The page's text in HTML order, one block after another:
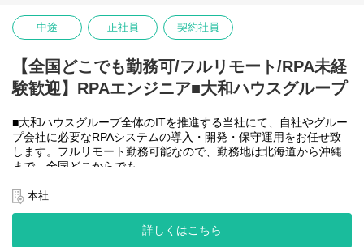
-AI-OCR/DX Suite
-MySQL など
＜クライアントは大和ハウスグループ全体＞
大和ハウスグループ480社、グループ従業員数(正社員のみ)48,831
全てに関わるシステムを担っています。
出資は大和ハウス本体になりますが、売上好調かつDX推進の優先
度が高いため、
潤沢なリソースのもと、最上流から変革を進めていくことが可能
です。
＜詳細な業務例／基本的な技術仕様＞
ローコード開発プラットフォームを導入し、レガシー化した業務
基幹システムの改善などに取り組んでいます。
中途 正社員 契約社員
【全国どこでも勤務可/フルリモート/RPA未経
験歓迎】RPAエンジニア■大和ハウスグループ
■大和ハウスグループ全体のITを推進する当社にて、自社やグルー
プ会社に必要なRPAシステムの導入・開発・保守運用をお任せ致
します。フルリモート勤務可能なので、勤務地は北海道から沖縄
まで、全国どこからでも
社後の勤務地は問いません。また、働く時間に制限もなく、月160
時間の勤務で、午前5時～22時までの間であれば、自由な時間に働
いていただけます。業務を途中で中断したり、働く時間を調整で
きるので、家事、育児、介護などとの両立も可能です。社員が仕
本社
詳しくはこちら